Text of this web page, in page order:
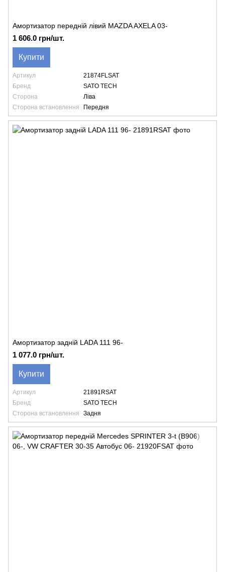
Амортизатор передній лівий MAZDA AXELA 03-
1 606.0 грн/шт.
Купити
Артикул
21874FLSAT
Бренд
SATO TECH
Сторона
Ліва
Сторона встановлення
Передня
Амортизатор задній LADA 111 96-
1 077.0 грн/шт.
Купити
Артикул
21891RSAT
Бренд
SATO TECH
Сторона встановлення
Задня